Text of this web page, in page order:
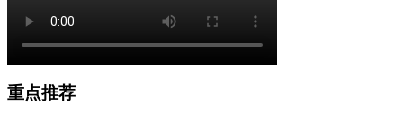
重点推荐